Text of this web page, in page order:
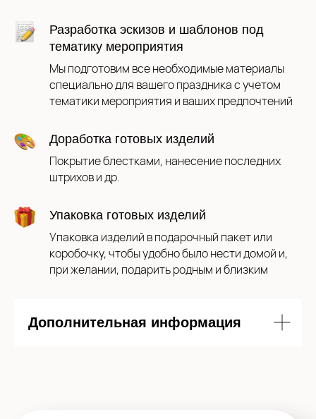
Разработка эскизов и шаблонов под
тематику мероприятия
Мы подготовим все необходимые материалы
специально для вашего праздника с учетом
тематики мероприятия и ваших предпочтений
Доработка готовых изделий
Покрытие блестками, нанесение последних
штрихов и др.
Упаковка готовых изделий
Упаковка изделий в подарочный пакет или
коробочку, чтобы удобно было нести домой и,
при желании, подарить родным и близким
Дополнительная информация
политикой
Отправить заявку